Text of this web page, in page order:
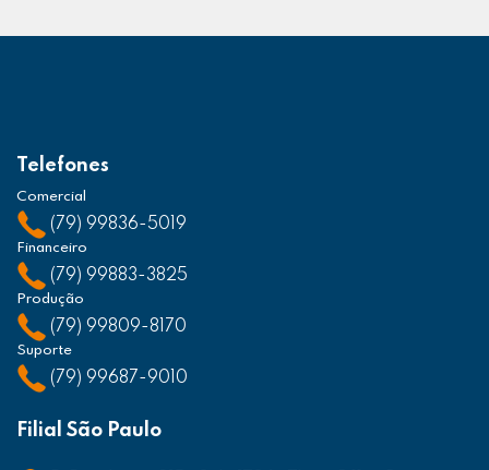
Telefones
Comercial
(79) 99836-5019
Financeiro
(79) 99883-3825
Produção
(79) 99809-8170
Suporte
(79) 99687-9010
Filial São Paulo